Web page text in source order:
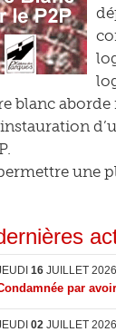
blanc
une
16 JUILLET 2026
par
02 JUILLET 2026